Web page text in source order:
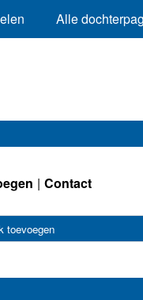
Alle
Contact
toevoegen